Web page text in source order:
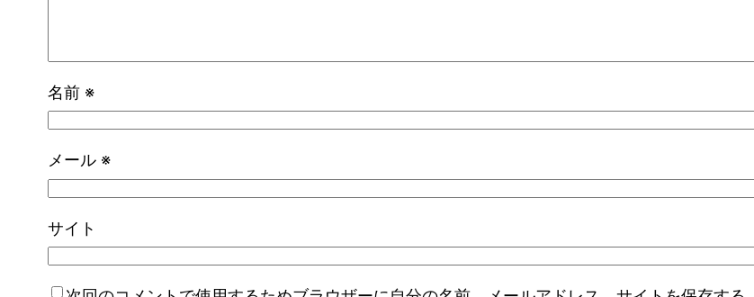
名前 ※
メール ※
サイト